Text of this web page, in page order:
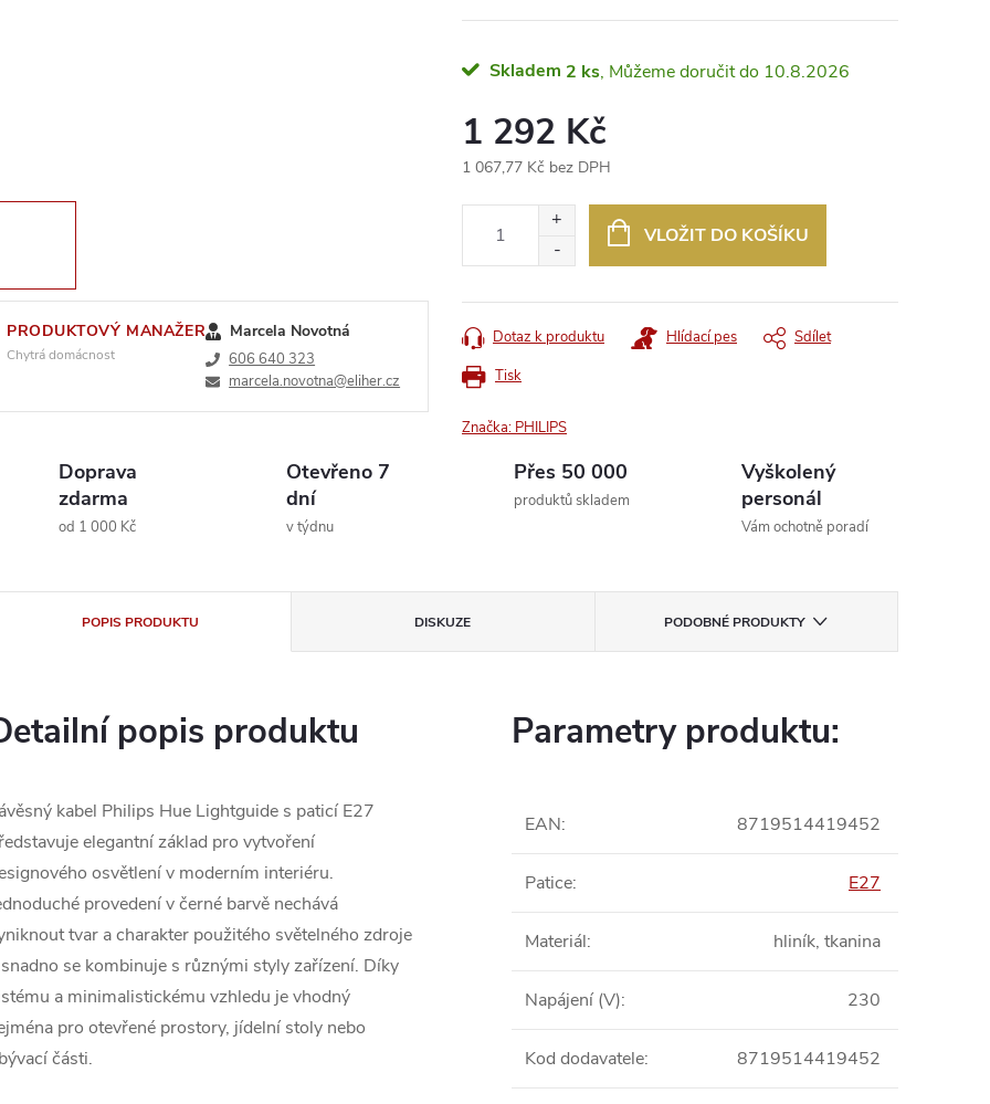
PRODUKTOVÝ MANAŽER
Chytrá domácnost
Marcela Novotná
606 640 323
marcela.novotna@eliher.cz
Skladem 2 ks 10.8.2026
1 292 Kč
1 067,77 Kč bez DPH
VLOŽIT DO KOŠÍKU
Tisk
Dotaz k produktu Hlídací pes Sdílet
Značka: PHILIPS
Doprava
zdarma
od 1 000 Kč
Otevřeno 7
dní
v týdnu
Přes 50 000
produktů skladem
Vyškolený
personál
Vám ochotně poradí
POPIS PRODUKTU DISKUZE PODOBNÉ PRODUKTY
popis produktu
kabel Philips Hue Lightguide s paticí E27
elegantní základ pro vytvoření
osvětlení v moderním interiéru.
provedení v černé barvě nechává
tvar a charakter použitého světelného zdroje
se kombinuje s různými styly zařízení. Díky
a minimalistickému vzhledu je vhodný
pro otevřené prostory, jídelní stoly nebo
části.
Parametry produktu:
EAN: 8719514419452
Patice: E27
Materiál: hliník, tkanina
Napájení (V): 230
Kod dodavatele: 8719514419452